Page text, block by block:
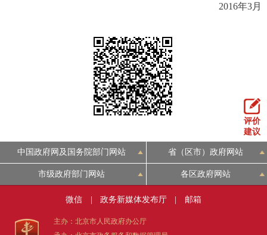
2016年3月
评价
建议
中国政府网及国务院部门网站 省（区市）政府网站
市级政府部门网站 各区政府网站
微信 政务新媒体发布厅 邮箱
主办：北京市人民政府办公厅